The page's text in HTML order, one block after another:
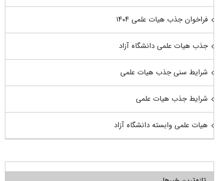
فراخوان جذب هیات علمی ۱۴۰۴
جذب هیات علمی دانشگاه آزاد
شرایط سنی جذب هیات علمی
شرایط جذب هیات علمی
هیات علمی وابسته دانشگاه آزاد